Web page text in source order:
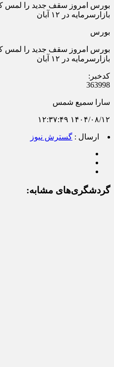
بورس امروز سقف جدید را لمس
بازارسرمایه در ۱۲ آبان
بورس
بورس امروز سقف جدید را لمس
بازارسرمایه در ۱۲ آبان
کدخبر:
363998
سارا سمیع شمس
۱۴۰۴/۰۸/۱۲ ۱۲:۳۷:۴۹
ارسال : گسترش نیوز
گردشگری‌های مشابه: